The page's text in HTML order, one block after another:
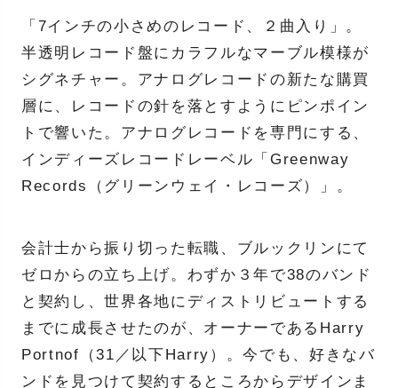
「7インチの小さめのレコード、２曲入り」。
半透明レコード盤にカラフルなマーブル模様が
シグネチャー。アナログレコードの新たな購買
層に、レコードの針を落とすようにピンポイン
トで響いた。アナログレコードを専門にする、
インディーズレコードレーベル「Greenway
Records（グリーンウェイ・レコーズ）」。
会計士から振り切った転職、ブルックリンにて
ゼロからの立ち上げ。わずか３年で38のバンド
と契約し、世界各地にディストリビュートする
までに成長させたのが、オーナーであるHarry
Portnof（31／以下Harry）。今でも、好きなバ
ンドを見つけて契約するところからデザインま